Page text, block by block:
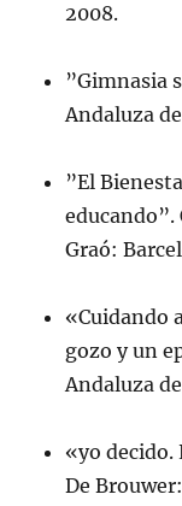
2008.
”Gimnasia
Andaluza
”El
educando”.
Graó:
«Cuidando
gozo y un
Andaluza
«yo decido.
De